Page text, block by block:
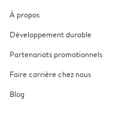
À propos
Développement durable
Partenariats promotionnels
Faire carrière chez nous
Blog